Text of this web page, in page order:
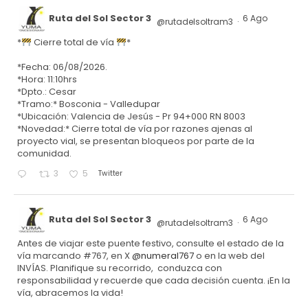
Ruta del Sol Sector 3 @rutadelsoltram3 · 6 Ago
* Cierre total de vía
*
*Fecha: 06/08/2026.
*Hora: 11:10hrs
*Dpto.: Cesar
*Tramo:* Bosconia - Valledupar
*Ubicación: Valencia de Jesús - Pr 94+000 RN 8003
*Novedad:* Cierre total de vía por razones ajenas al
proyecto vial, se presentan bloqueos por parte de la
comunidad.
3 5 Twitter
Ruta del Sol Sector 3 @rutadelsoltram3 · 6 Ago
Antes de viajar este puente festivo, consulte el estado de la
vía marcando #767, en X@numeral767o en la web del
INVÍAS. Planifique su recorrido, conduzca con
responsabilidad y recuerde que cada decisión cuenta. ¡En la
vía, abracemos la vida!